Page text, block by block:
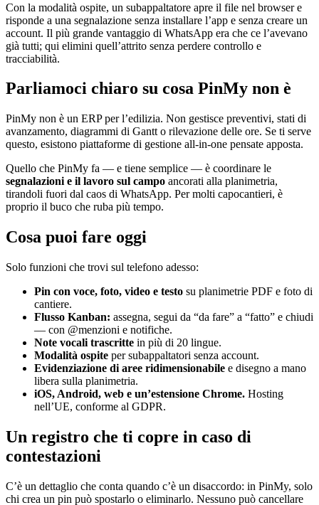
Con la modalità ospite, un subappaltatore apre il file nel browser e
risponde a una segnalazione senza installare l’app e senza creare un
account. Il più grande vantaggio di WhatsApp era che ce l’avevano
già tutti; qui elimini quell’attrito senza perdere controllo e
tracciabilità.
Parliamoci chiaro su cosa PinMy non è
PinMy non è un ERP per l’edilizia. Non gestisce preventivi, stati di
avanzamento, diagrammi di Gantt o rilevazione delle ore. Se ti serve
questo, esistono piattaforme di gestione all-in-one pensate apposta.
Quello che PinMy fa — e tiene semplice — è coordinare le
segnalazioni e il lavoro sul campo ancorati alla planimetria,
tirandoli fuori dal caos di WhatsApp. Per molti capocantieri, è
proprio il buco che ruba più tempo.
Cosa puoi fare oggi
Solo funzioni che trovi sul telefono adesso:
Pin con voce, foto, video e testo su planimetrie PDF e foto di
cantiere.
Flusso Kanban: assegna, segui da “da fare” a “fatto” e chiudi
— con @menzioni e notifiche.
Note vocali trascritte in più di 20 lingue.
Modalità ospite per subappaltatori senza account.
Evidenziazione di aree ridimensionabile e disegno a mano
libera sulla planimetria.
iOS, Android, web e un’estensione Chrome. Hosting
nell’UE, conforme al GDPR.
Un registro che ti copre in caso di
contestazioni
C’è un dettaglio che conta quando c’è un disaccordo: in PinMy, solo
chi crea un pin può spostarlo o eliminarlo. Nessuno può cancellare